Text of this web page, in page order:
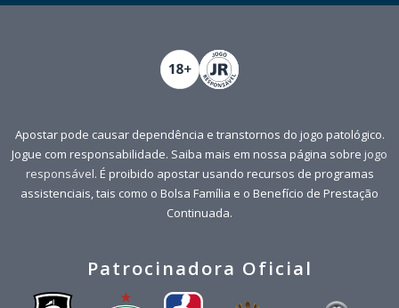
Apostar pode causar dependência e transtornos do jogo patológico.
Jogue com responsabilidade. Saiba mais em nossa página sobre jogo
responsável. É proibido apostar usando recursos de programas
assistenciais, tais como o Bolsa Família e o Benefício de Prestação
Continuada.
Patrocinadora Oficial